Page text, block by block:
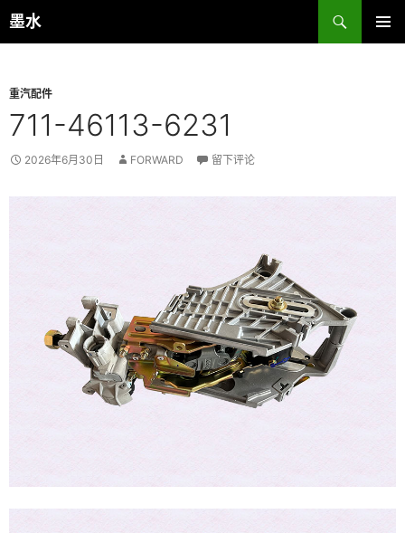
跳
至
墨水
搜
索
重汽配件
711-46113-6231
2026年6月30日 FORWARD 留下评论